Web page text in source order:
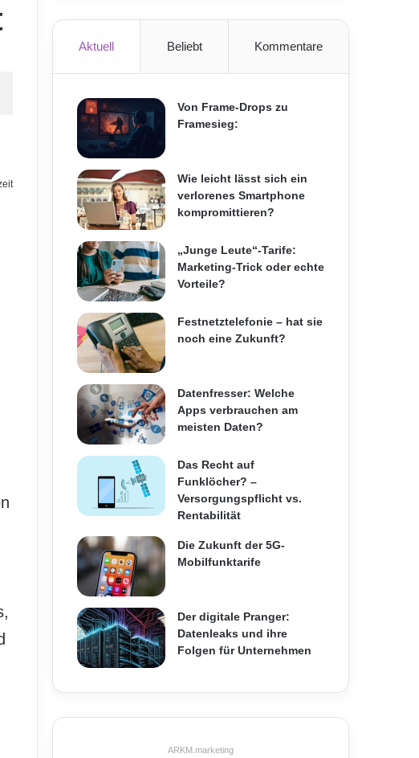
Aktuell Beliebt Kommentare
Von Frame-Drops zu
Framesieg:
Wie leicht lässt sich ein
verlorenes Smartphone
kompromittieren?
„Junge Leute“-Tarife:
Marketing-Trick oder echte
Vorteile?
Festnetztelefonie – hat sie
noch eine Zukunft?
Datenfresser: Welche
Apps verbrauchen am
meisten Daten?
Das Recht auf
Funklöcher? –
Versorgungspflicht vs.
Rentabilität
Die Zukunft der 5G-
Mobilfunktarife
Der digitale Pranger:
Datenleaks und ihre
Folgen für Unternehmen
ARKM.marketing